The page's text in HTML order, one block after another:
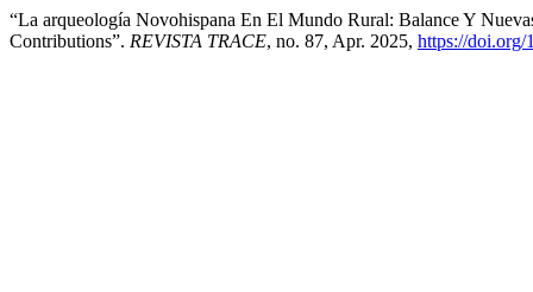
“La arqueología Novohispana En El Mundo Rural: Balance Y
Contributions”. REVISTA TRACE, no. 87, Apr. 2025, https://doi.org/